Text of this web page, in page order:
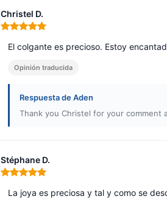
Christel D.
Nota: 5 de 5
El colgante es precioso. Estoy
Opinión traducida
Respuesta de Aden
Thank you Christel for your comment
Stéphane D.
Nota: 5 de 5
La joya es preciosa y tal y como se